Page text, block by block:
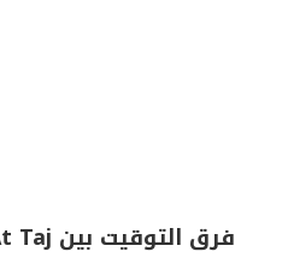
فرق التوقيت بين At Taj و موسكو